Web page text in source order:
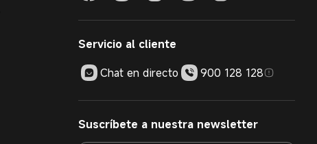
Servicio al cliente
Chat en directo
900 128 128
Suscríbete a nuestra newsletter